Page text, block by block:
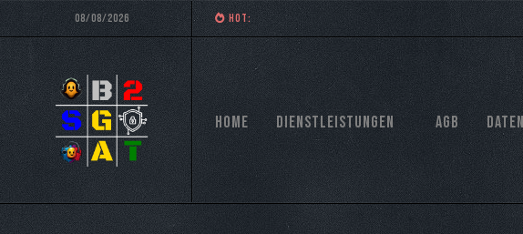
08/08/2026 HOT:
Home Dienstleistungen AGB